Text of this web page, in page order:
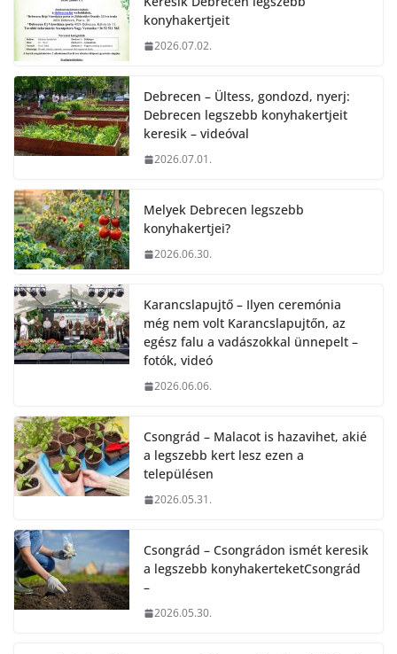
konyhakertjeit
2026.07.02.
Debrecen – Ültess, gondozd, nyerj:
Debrecen legszebb konyhakertjeit
keresik – videóval
2026.07.01.
Melyek Debrecen legszebb
konyhakertjei?
2026.06.30.
Karancslapujtő – Ilyen ceremónia
még nem volt Karancslapujtőn, az
egész falu a vadászokkal ünnepelt –
fotók, videó
2026.06.06.
Csongrád – Malacot is hazavihet, akié
a legszebb kert lesz ezen a
településen
2026.05.31.
Csongrád – Csongrádon ismét keresik
a legszebb konyhakerteketCsongrád
–
2026.05.30.